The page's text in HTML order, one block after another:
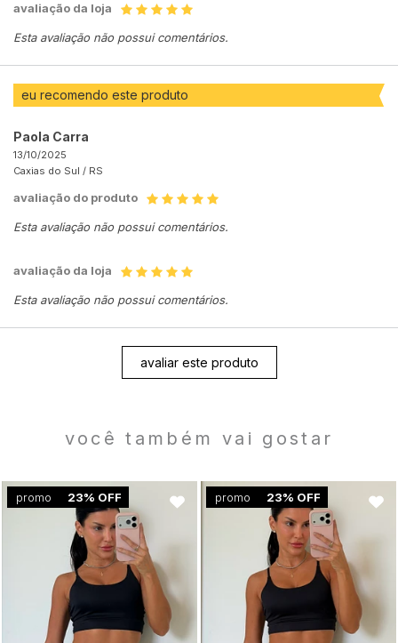
avaliação da loja
Esta avaliação não possui comentários.
eu recomendo este produto
Paola Carra
13/10/2025
Caxias do Sul / RS
avaliação do produto
Esta avaliação não possui comentários.
avaliação da loja
Esta avaliação não possui comentários.
avaliar este produto
você também vai gostar
promo 23% OFF promo 23% OFF